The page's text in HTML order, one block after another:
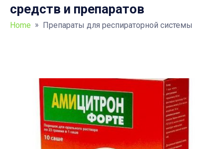
средств и препаратов
Home » Препараты для респираторной системы